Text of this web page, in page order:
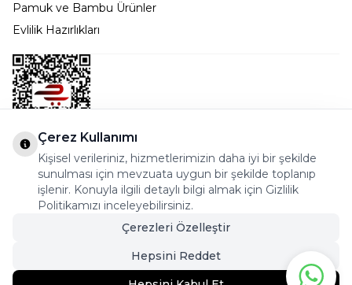
Pamuk ve Bambu Ürünler
Evlilik Hazırlıkları
Bostancı Mah. Dar yol Sok. Safir sitesi 5/1 B Blok
Kadıköy - İSTANBUL
info@cekmeceonline.com
Çerez Kullanımı
Kişisel verileriniz, hizmetlerimizin daha iyi bir şekilde
sunulması için mevzuata uygun bir şekilde toplanıp
işlenir. Konuyla ilgili detaylı bilgi almak için Gizlilik
Politikamızı inceleyebilirsiniz.
Çerezleri Özelleştir
Hepsini Reddet